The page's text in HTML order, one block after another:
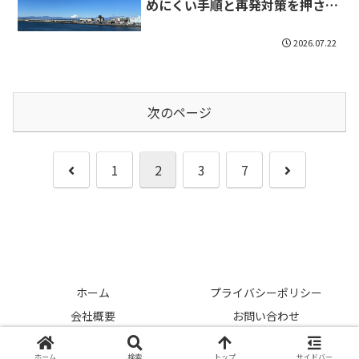
めにくい手順と再発対策を押さえ
2026.07.22
次のページ
前
1 2 3 7
次
ホーム
プライバシーポリシー
会社概要
お問い合わせ
© 2026 中古車ライフハック.